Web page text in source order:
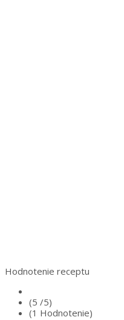
Hodnotenie receptu
(5 /5)
(1 Hodnotenie)